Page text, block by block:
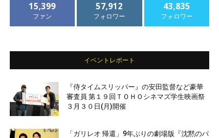
15,399
ファン
57,912
フォロワー
43,835
フォロワー
イベントレポート
『侍タイムスリッパー』の安田監督など豪華
審査員 第１９回ＴＯＨＯシネマズ学生映画祭
３月３０日(月)開催
「ガリレオ 帰還」9年ぶりの劇場版『沈黙のパ